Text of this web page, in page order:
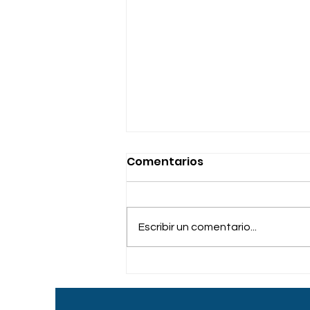
más Comunes
Comentarios
Escribir un comentario...